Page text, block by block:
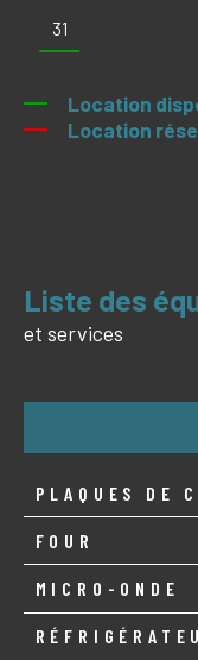
31
Location
Location
liste des
et services
PLAQUES DE
FOUR
MICRO-ONDE